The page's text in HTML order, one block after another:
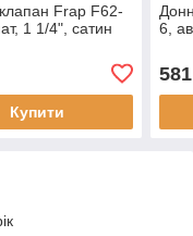
Frap F62-
1 1/4", сатин
Купити
6,
581